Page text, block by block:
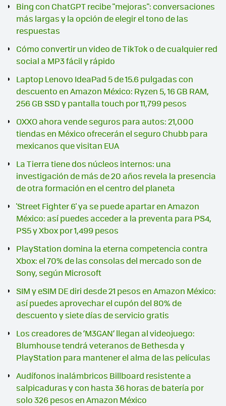
Bing con ChatGPT recibe "mejoras": conversaciones
más largas y la opción de elegir el tono de las
respuestas
Cómo convertir un video de TikTok o de cualquier red
social a MP3 fácil y rápido
Laptop Lenovo IdeaPad 5 de 15.6 pulgadas con
descuento en Amazon México: Ryzen 5, 16 GB RAM,
256 GB SSD y pantalla touch por 11,799 pesos
OXXO ahora vende seguros para autos: 21,000
tiendas en México ofrecerán el seguro Chubb para
mexicanos que visitan EUA
La Tierra tiene dos núcleos internos: una
investigación de más de 20 años revela la presencia
de otra formación en el centro del planeta
'Street Fighter 6' ya se puede apartar en Amazon
México: así puedes acceder a la preventa para PS4,
PS5 y Xbox por 1,499 pesos
PlayStation domina la eterna competencia contra
Xbox: el 70% de las consolas del mercado son de
Sony, según Microsoft
SIM y eSIM DE diri desde 21 pesos en Amazon México:
así puedes aprovechar el cupón del 80% de
descuento y siete días de servicio gratis
Los creadores de ‘M3GAN’ llegan al videojuego:
Blumhouse tendrá veteranos de Bethesda y
PlayStation para mantener el alma de las películas
Audífonos inalámbricos Billboard resistente a
salpicaduras y con hasta 36 horas de batería por
solo 326 pesos en Amazon México